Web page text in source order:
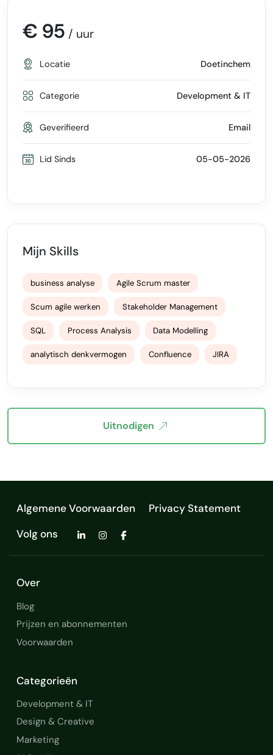
€ 95 / uur
Locatie Doetinchem
Categorie Development & IT
Geverifieerd Email
Lid Sinds 05-05-2026
Mijn Skills
business analyse Agile Scrum master
Scum agile werken Stakeholder Management
SQL Process Analysis Data Modelling
analytisch denkvermogen Confluence JIRA
Uitnodigen
Algemene Voorwaarden
Privacy Statement
Volg ons
Over
Blog
Prijzen en abonnementen
Voorwaarden
Categorieën
Development & IT
Design & Creative
Marketing